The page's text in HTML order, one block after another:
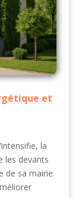
et
la
les devants
de sa mairie.